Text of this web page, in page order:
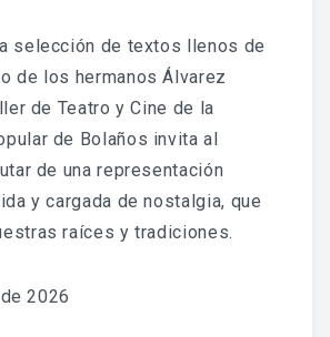
selección de textos llenos de
de los hermanos Álvarez
de Teatro y Cine de la
de Bolaños invita al
de una representación
y cargada de nostalgia, que
raíces y tradiciones.
2026